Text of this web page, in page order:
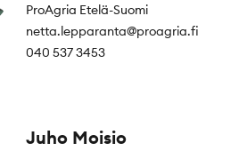
ProAgria Etelä-Suomi
netta.lepparanta@proagria.fi
040 537 3453
Juho Moisio